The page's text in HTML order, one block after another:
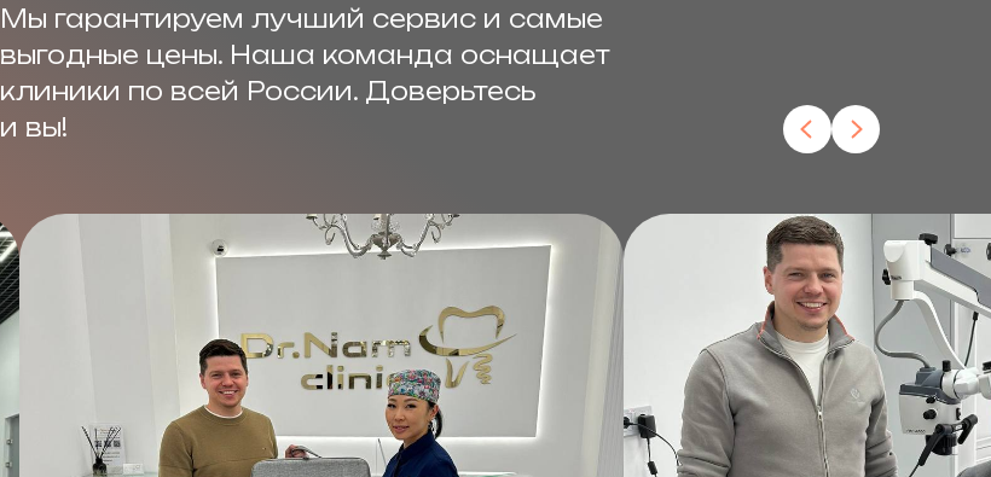
Мы гарантируем лучший сервис и самые
выгодные цены. Наша команда оснащает
клиники по всей России. Доверьтесь
и вы!